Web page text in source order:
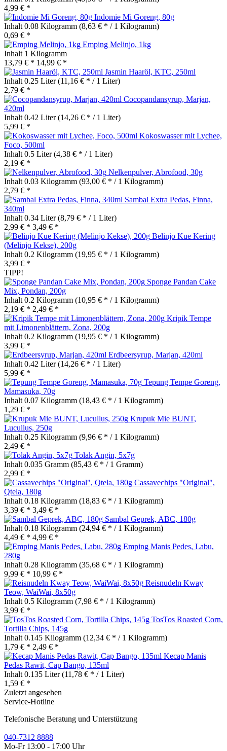
4,99 € *
Indomie Mi Goreng, 80g
Inhalt 0.08 Kilogramm (8,63 € * / 1 Kilogramm)
0,69 € *
Emping Melinjo, 1kg
Inhalt 1 Kilogramm
13,79 € * 14,99 € *
Jasmin Haaröl, KTC, 250ml
Inhalt 0.25 Liter(11,16 € * / 1 Liter)
2,79 € *
Cocopandansyrup, Marjan,
420ml
Inhalt 0.42 Liter(14,26 € * / 1 Liter)
5,99 € *
Kokoswasser mit Lychee,
Foco, 500ml
Inhalt 0.5 Liter(4,38 € * / 1 Liter)
2,19 € *
Nelkenpulver, Abrofood, 30g
Inhalt 0.03 Kilogramm (93,00 € * / 1 Kilogramm)
2,79 € *
Sambal Extra Pedas, Finna,
340ml
Inhalt 0.34 Liter(8,79 € * / 1 Liter)
2,99 € * 3,49 € *
Belinjo Kue Kering
(Melinjo Kekse), 200g
Inhalt 0.2 Kilogramm (19,95 € * / 1 Kilogramm)
3,99 € *
TIPP!
Sponge Pandan Cake
Mix, Pondan, 200g
Inhalt 0.2 Kilogramm (10,95 € * / 1 Kilogramm)
2,19 € * 2,49 € *
Kripik Tempe
mit Limonenblättern, Zona, 200g
Inhalt 0.2 Kilogramm (19,95 € * / 1 Kilogramm)
3,99 € *
Erdbeersyrup, Marjan, 420ml
Inhalt 0.42 Liter(14,26 € * / 1 Liter)
5,99 € *
Tepung Tempe Goreng,
Mamasuka, 70g
Inhalt 0.07 Kilogramm (18,43 € * / 1 Kilogramm)
1,29 € *
Krupuk Mie BUNT,
Lucullus, 250g
Inhalt 0.25 Kilogramm (9,96 € * / 1 Kilogramm)
2,49 € *
Tolak Angin, 5x7g
Inhalt 0.035 Gramm (85,43 € * / 1 Gramm)
2,99 € *
Cassavechips "Original",
Qtela, 180g
Inhalt 0.18 Kilogramm (18,83 € * / 1 Kilogramm)
3,39 € * 3,49 € *
Sambal Geprek, ABC, 180g
Inhalt 0.18 Kilogramm (24,94 € * / 1 Kilogramm)
4,49 € * 4,99 € *
Emping Manis Pedes, Labu,
280g
Inhalt 0.28 Kilogramm (35,68 € * / 1 Kilogramm)
9,99 € * 10,99 € *
Reisnudeln Kway
Teow, WaiWai, 8x50g
Inhalt 0.5 Kilogramm (7,98 € * / 1 Kilogramm)
3,99 € *
TosTos Roasted Corn,
Tortilla Chips, 145g
Inhalt 0.145 Kilogramm (12,34 € * / 1 Kilogramm)
1,79 € * 2,49 € *
Kecap Manis
Pedas Rawit, Cap Bango, 135ml
Inhalt 0.135 Liter(11,78 € * / 1 Liter)
1,59 € *
Zuletzt angesehen
Service-Hotline
Telefonische Beratung und Unterstützung
040-7312 8888
Mo-Fr 13:00 - 17:00 Uhr